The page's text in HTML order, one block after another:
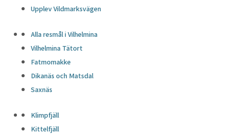
Upplev Vildmarksvägen
Alla resmål i Vilhelmina
Vilhelmina Tätort
Fatmomakke
Dikanäs och Matsdal
Saxnäs
Klimpfjäll
Kittelfjäll